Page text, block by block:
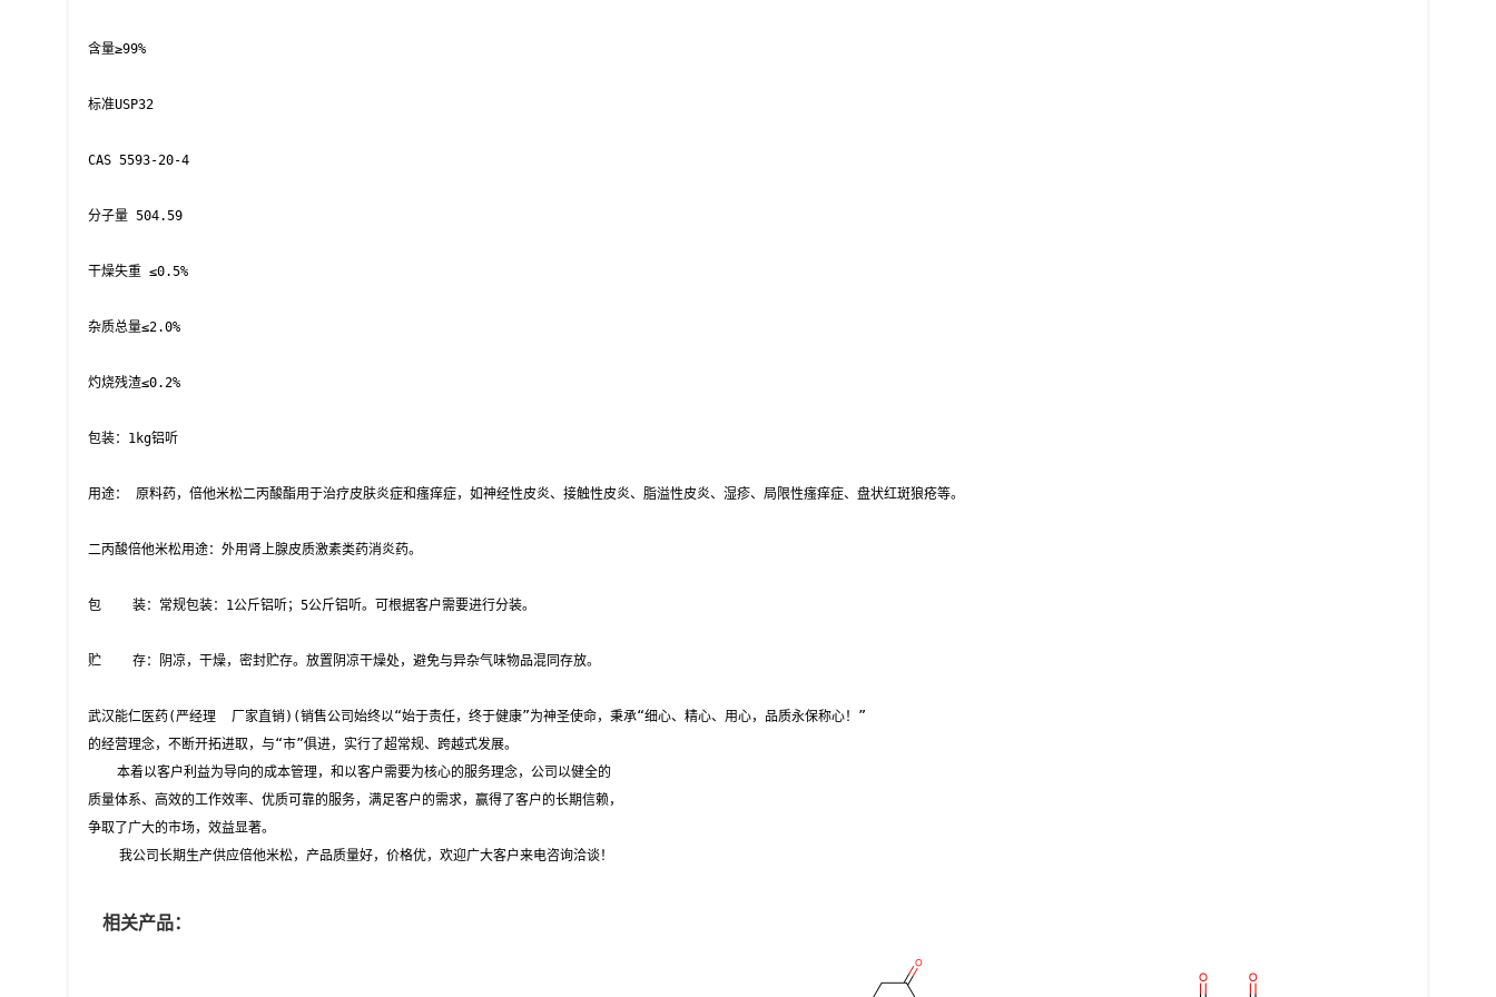
含量≥99%
标准USP32
CAS 5593-20-4
分子量 504.59
干燥失重 ≤0.5%
杂质总量≤2.0%
灼烧残渣≤0.2%
包装：1kg铝听
用途： 原料药，倍他米松二丙酸酯用于治疗皮肤炎症和瘙痒症，如神经性皮炎、接触性皮炎、脂溢性皮炎、湿疹、局限性瘙痒症、盘状红斑狼疮等。
二丙酸倍他米松用途：外用肾上腺皮质激素类药消炎药。
包    装：常规包装：1公斤铝听；5公斤铝听。可根据客户需要进行分装。
贮    存：阴凉，干燥，密封贮存。放置阴凉干燥处，避免与异杂气味物品混同存放。
武汉能仁医药(严经理  厂家直销)(销售公司始终以“始于责任，终于健康”为神圣使命，秉承“细心、精心、用心，品质永保称心！”
的经营理念，不断开拓进取，与“市”俱进，实行了超常规、跨越式发展。
本着以客户利益为导向的成本管理，和以客户需要为核心的服务理念，公司以健全的
质量体系、高效的工作效率、优质可靠的服务，满足客户的需求，赢得了客户的长期信赖，
争取了广大的市场，效益显著。
我公司长期生产供应倍他米松，产品质量好，价格优，欢迎广大客户来电咨询洽谈！
相关产品：